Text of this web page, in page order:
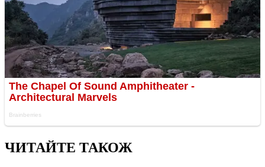
ЧИТАЙТЕ ТАКОЖ